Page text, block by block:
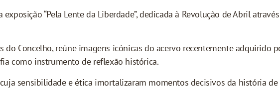
“Pela Lente da Liberdade”, dedicada à Revolução de Abril
do Concelho, reúne imagens icónicas do acervo recentemente adquirido
como instrumento de reflexão histórica.
sensibilidade e ética imortalizaram momentos decisivos da história de